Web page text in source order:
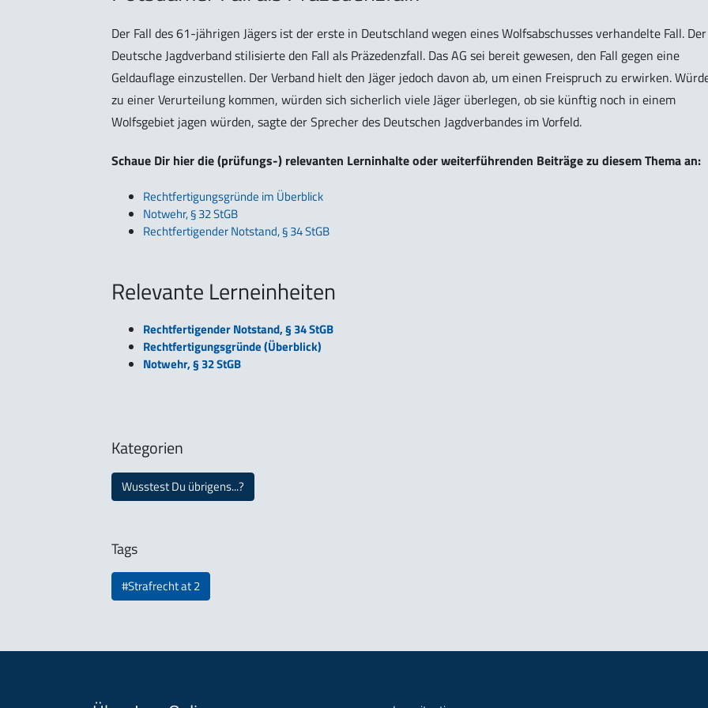
Der Fall des 61-jährigen Jägers ist der erste in Deutschland wegen eines Wolfsabschusses verhandelte Fall. Der
Deutsche Jagdverband stilisierte den Fall als Präzedenzfall. Das AG sei bereit gewesen, den Fall gegen eine
Geldauflage einzustellen. Der Verband hielt den Jäger jedoch davon ab, um einen Freispruch zu erwirken.
zu einer Verurteilung kommen, würden sich sicherlich viele Jäger überlegen, ob sie künftig noch in einem
Wolfsgebiet jagen würden, sagte der Sprecher des Deutschen Jagdverbandes im Vorfeld.
Schaue Dir hier die (prüfungs-) relevanten Lerninhalte oder weiterführenden Beiträge zu diesem Thema an:
Rechtfertigungsgründe im Überblick
Notwehr, § 32 StGB
Rechtfertigender Notstand, § 34 StGB
Relevante Lerneinheiten
Rechtfertigender Notstand, § 34 StGB
Rechtfertigungsgründe (Überblick)
Notwehr, § 32 StGB
Kategorien
Wusstest Du übrigens...?
Tags
#Strafrecht at 2